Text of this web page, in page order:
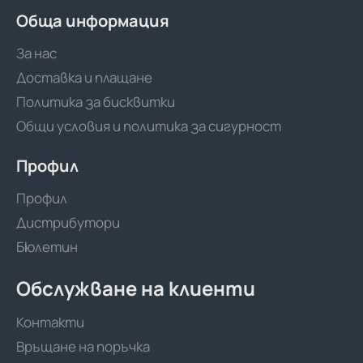
Обща информация
За нас
Доставка и плащане
Политика за бисквитки
Общи условия и политика за сигурност
Профил
Профил
Дистрибутори
Бюлетин
Обслужване на клиенти
Контакти
Връщане на поръчка